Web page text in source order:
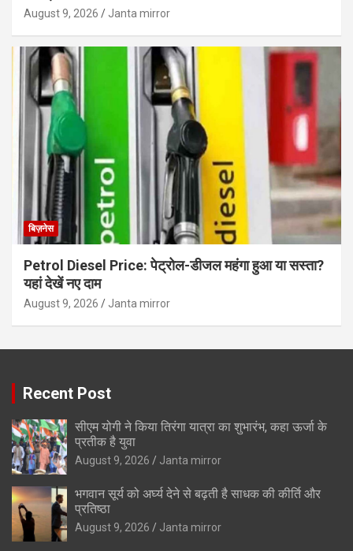
August 9, 2026 Janta mirror
बिज़नेस
Petrol Diesel Price: पेट्रोल-डीजल महंगा हुआ या सस्ता?
यहां देखें नए दाम
August 9, 2026 Janta mirror
Recent Post
सीएम योगी ने किया तिरंगा यात्रा का शुभारंभ, कहा ऊर्जा के
प्रतीक है युवा
August 9, 2026 Janta mirror
भगवान सूर्य को अर्घ्य देने से बढ़ती है साधक की कीर्ति और
प्रतिष्ठा
August 9, 2026 Janta mirror